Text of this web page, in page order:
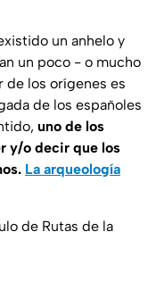
un anhelo y
un poco - o mucho
de los orígenes es
de los españoles
uno de los
y/o decir que los
La arqueología
de Rutas de la